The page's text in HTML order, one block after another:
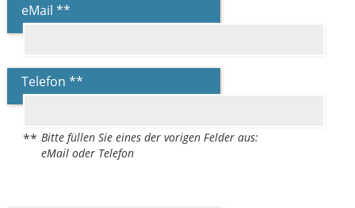
eMail **
Telefon **
** Bitte füllen Sie eines der vorigen Felder aus:
eMail oder Telefon